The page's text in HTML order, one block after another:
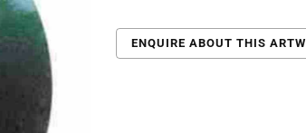
ENQUIRE ABOUT THIS